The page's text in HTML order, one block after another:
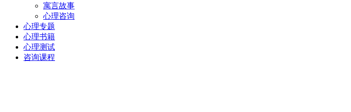
寓言故事
心理咨询
心理专题
心理书籍
心理测试
咨询课程